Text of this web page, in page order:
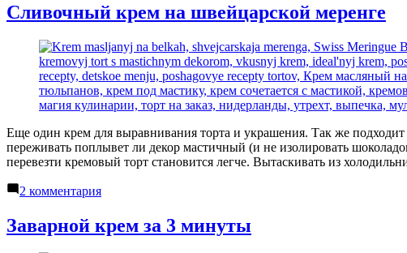
Сливочный крем на швейцарской меренге
Еще один крем для выравнивания торта и украшения. Так же
переживать поплывет ли декор мастичный (и не изолировать
перевезти кремовый торт становится легче. Вытаскивать из
2 комментарияк
крем
Заварной крем за 3 минуты